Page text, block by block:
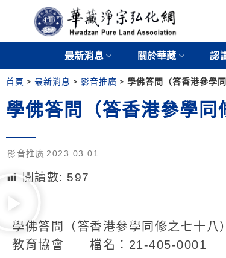
最新消息 關於華藏 認
首頁 > 最新消息 > 影音推廣 > 學佛答問（答香港參學
學佛答問（答香港參學
影音推廣 2023.03.01
閱讀數: 597
學佛答問（答香港參學同修之
教育協會 檔名：21-405-0001